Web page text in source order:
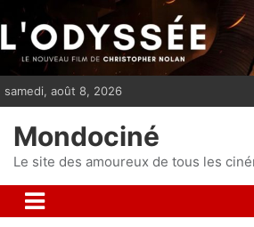
i
p
n
samedi, août 8, 2026
Mondociné
Le site des amoureux de tous les